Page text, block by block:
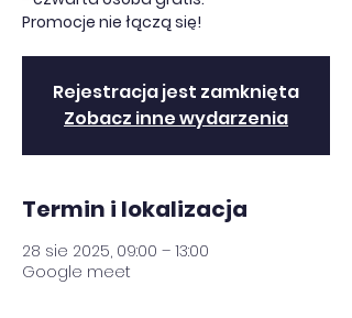
Promocje nie łączą się!
Rejestracja jest zamknięta
Zobacz inne wydarzenia
Termin i lokalizacja
28 sie 2025, 09:00 – 13:00
Google meet